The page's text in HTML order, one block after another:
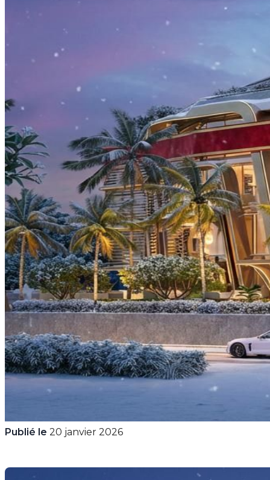
Publié le 20 janvier 2026